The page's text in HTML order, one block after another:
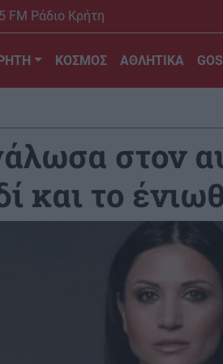
FM Ράδιο Κρήτη
ΚΟΣΜΟΣ ΑΘΛΗΤΙΚΑ
στον
και το